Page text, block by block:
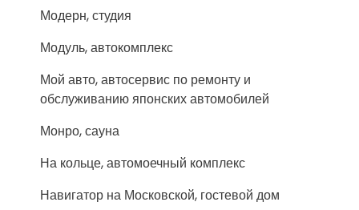
Модерн, студия
Модуль, автокомплекс
Мой авто, автосервис по ремонту и
обслуживанию японских автомобилей
Монро, сауна
На кольце, автомоечный комплекс
Навигатор на Московской, гостевой дом